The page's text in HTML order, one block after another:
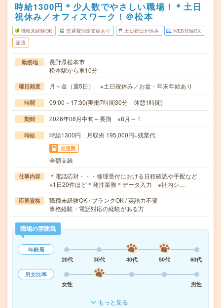
時給1300円＊少人数でやさしい職場！＊土日
祝休み／オフィスワーク！＠松本
職種未経験OK 交通費別途支給あり 土日祝日が休み WEB登録OK
派遣
勤務地
長野県松本市
松本駅から車10分
曜日頻度 月～金（週5日） ※土日祝休み／お盆・年末年始あり
時間 09:00～17:30(実働7時間30分 休憩1時間)
期間 2026年08月中旬～長期 ※8月～！
時給 時給1300円 月収例 195,000円+残業代
交通費
全額支給
仕事内容
＊電話応対・・・修理受付における日程確認や手配など
※1日20件ほど＊発注業務＊データ入力 ※社内シ…
応募資格
職種未経験OK / ブランクOK / 英語力不要
事務経験・電話対応の経験がある方
職場の雰囲気
年齢層
20代
30代 40代 50代
60代
男女比率
女性
男性
もっと見る